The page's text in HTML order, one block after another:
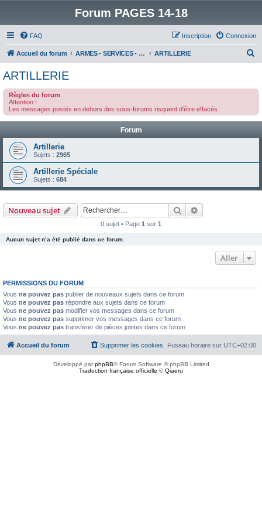
Forum PAGES 14-18
FAQ Connexion
Inscription
Accueil du forum ARMES - SERVICES - UNITES : historiques & discussions ARTILLERIE
r
c
e
ARTILLERIE
Règles du forum
Attention !
Les messages postés en dehors des sous-forums risquent d'être effacés.
Forum
Artillerie
Sujets : 2965
Artillerie Spéciale
Sujets : 684
Nouveau sujet Rechercher
0 sujet • Page 1 sur 1
Aucun sujet n’a été publié dans ce forum.
Aller
PERMISSIONS DU FORUM
Vous ne pouvez pas publier de nouveaux sujets dans ce forum
Vous ne pouvez pas répondre aux sujets dans ce forum
Vous ne pouvez pas modifier vos messages dans ce forum
Vous ne pouvez pas supprimer vos messages dans ce forum
Vous ne pouvez pas transférer de pièces jointes dans ce forum
Accueil du forum Fuseau horaire sur UTC+02:00
Supprimer les cookies
Développé parphpBB® Forum Software © phpBB Limited
Traduction française officielle ©Qiaeru